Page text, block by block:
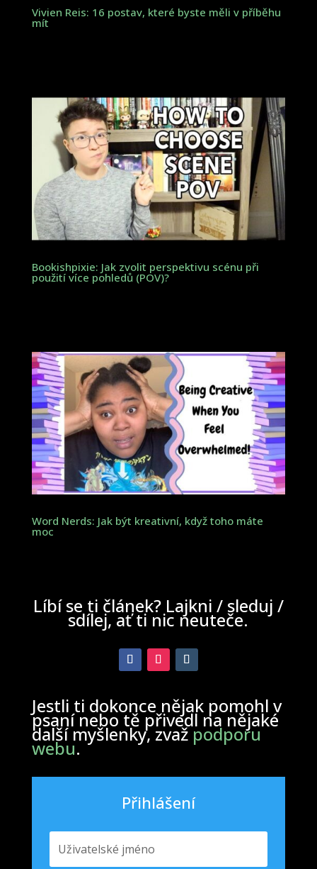
Vivien Reis: 16 postav, které byste měli v příběhu
mít
Bookishpixie: Jak zvolit perspektivu scénu při
použití více pohledů (POV)?
Word Nerds: Jak být kreativní, když toho máte
moc
Líbí se ti článek? Lajkni / sleduj /
sdílej, ať ti nic neuteče.
Jestli ti dokonce nějak pomohl v
psaní nebo tě přivedl na nějaké
další myšlenky, zvažpodporu
webu.
Přihlášení